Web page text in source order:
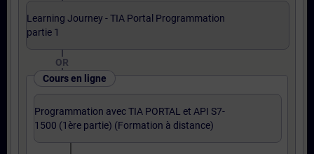
Learning Journey - TIA Portal Programmation
partie 1
OR
Cours en ligne
Programmation avec TIA PORTAL et API S7-
1500 (1ère partie) (Formation à distance)